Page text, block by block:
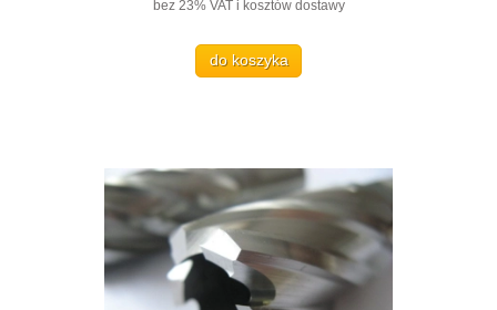
bez 23% VAT i kosztów dostawy
do koszyka